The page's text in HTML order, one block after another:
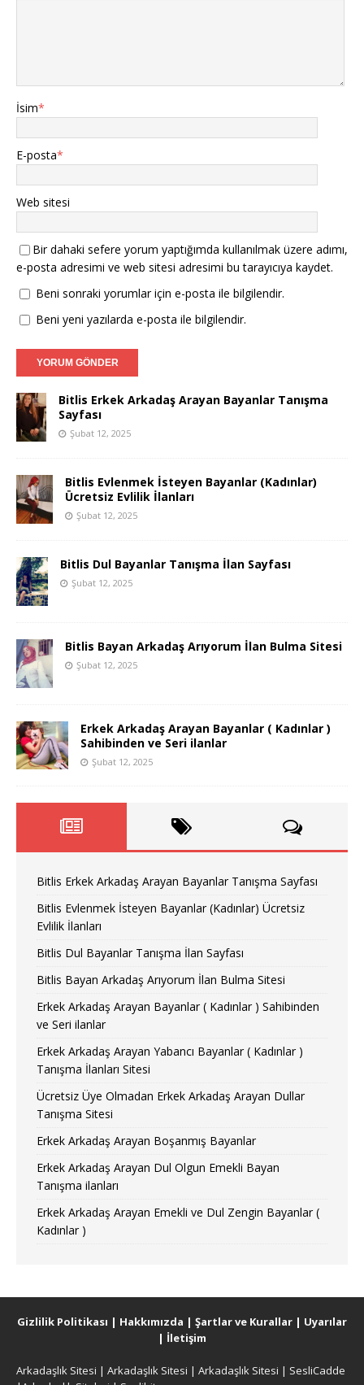
İsim*
E-posta*
Web sitesi
Bir dahaki sefere yorum yaptığımda kullanılmak üzere adımı,
e-posta adresimi ve web sitesi adresimi bu tarayıcıya kaydet.
Beni sonraki yorumlar için e-posta ile bilgilendir.
Beni yeni yazılarda e-posta ile bilgilendir.
Bitlis Erkek Arkadaş Arayan Bayanlar Tanışma
Sayfası
Şubat 12, 2025
Bitlis Evlenmek İsteyen Bayanlar (Kadınlar)
Ücretsiz Evlilik İlanları
Şubat 12, 2025
Bitlis Dul Bayanlar Tanışma İlan Sayfası
Şubat 12, 2025
Bitlis Bayan Arkadaş Arıyorum İlan Bulma Sitesi
Şubat 12, 2025
Erkek Arkadaş Arayan Bayanlar ( Kadınlar )
Sahibinden ve Seri ilanlar
Şubat 12, 2025
Bitlis Erkek Arkadaş Arayan Bayanlar Tanışma Sayfası
Bitlis Evlenmek İsteyen Bayanlar (Kadınlar) Ücretsiz
Evlilik İlanları
Bitlis Dul Bayanlar Tanışma İlan Sayfası
Bitlis Bayan Arkadaş Arıyorum İlan Bulma Sitesi
Erkek Arkadaş Arayan Bayanlar ( Kadınlar ) Sahibinden
ve Seri ilanlar
Erkek Arkadaş Arayan Yabancı Bayanlar ( Kadınlar )
Tanışma İlanları Sitesi
Ücretsiz Üye Olmadan Erkek Arkadaş Arayan Dullar
Tanışma Sitesi
Erkek Arkadaş Arayan Boşanmış Bayanlar
Erkek Arkadaş Arayan Dul Olgun Emekli Bayan
Tanışma ilanları
Erkek Arkadaş Arayan Emekli ve Dul Zengin Bayanlar (
Kadınlar )
Gizlilik Politikası | Hakkımızda | Şartlar ve Kurallar | Uyarılar
| İletişim
Arkadaşlık Sitesi | Arkadaşlık Sitesi | Arkadaşlık Sitesi | SesliCadde